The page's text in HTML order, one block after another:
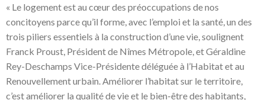
« Le logement est au cœur des préoccupations de nos
concitoyens parce qu’il forme, avec l’emploi et la santé, un des
trois piliers essentiels à la construction d’une vie, soulignent
Franck Proust, Président de Nîmes Métropole, et Géraldine
Rey-Deschamps Vice-Présidente déléguée à l’Habitat et au
Renouvellement urbain. Améliorer l’habitat sur le territoire,
c’est améliorer la qualité de vie et le bien-être des habitants,